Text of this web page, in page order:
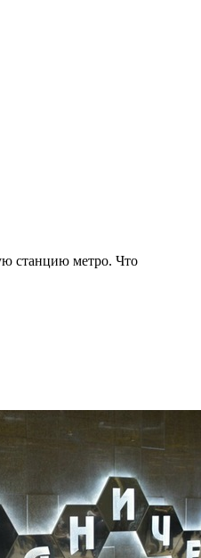
станцию метро. Что